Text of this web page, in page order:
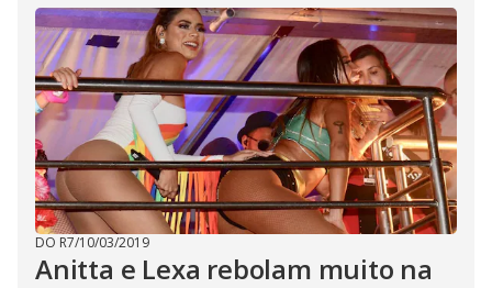
DO R7/10/03/2019
Anitta e Lexa rebolam muito na